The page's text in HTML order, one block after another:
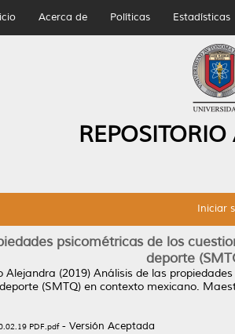
Acerca de Políticas Estadísticas
Iniciar
psicométricas de los
deporte
Alejandra (2019) Análisis de las
(SMTQ) en contexto mexicano.
PDF.pdf- Versión Aceptada